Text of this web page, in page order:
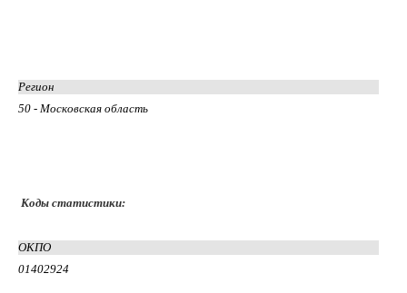
Регион
50 - Московская область
Коды статистики:
ОКПО
01402924